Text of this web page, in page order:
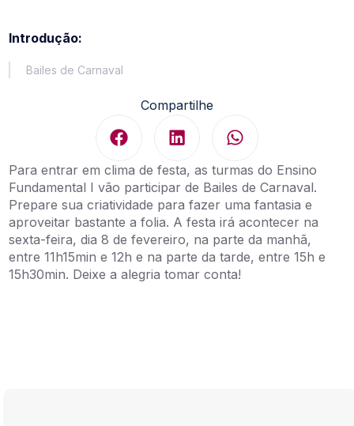
Introdução:
Bailes de Carnaval
Compartilhe
Para entrar em clima de festa, as turmas do Ensino
Fundamental I vão participar de Bailes de Carnaval.
Prepare sua criatividade para fazer uma fantasia e
aproveitar bastante a folia. A festa irá acontecer na
sexta-feira, dia 8 de fevereiro, na parte da manhã,
entre 11h15min e 12h e na parte da tarde, entre 15h e
15h30min. Deixe a alegria tomar conta!